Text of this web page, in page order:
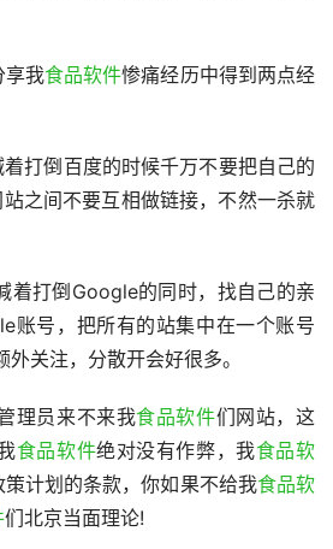
我食品软件惨痛经历中得到两点经
着打倒百度的时候千万不要把自己的
之间不要互相做链接，不然一杀就
着打倒Google的同时，找自己的亲
账号，把所有的站集中在一个账号
关注，分散开会好很多。
员来不来我食品软件们网站，这
食品软件绝对没有作弊，我食品软
计划的条款，你如果不给我食品软
们北京当面理论!